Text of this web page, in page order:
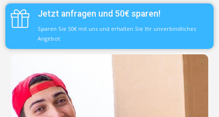
Jetzt anfragen und 50€ sparen!
Sparen Sie 50€ mit uns und erhalten Sie Ihr unverbindliches
Angebot.